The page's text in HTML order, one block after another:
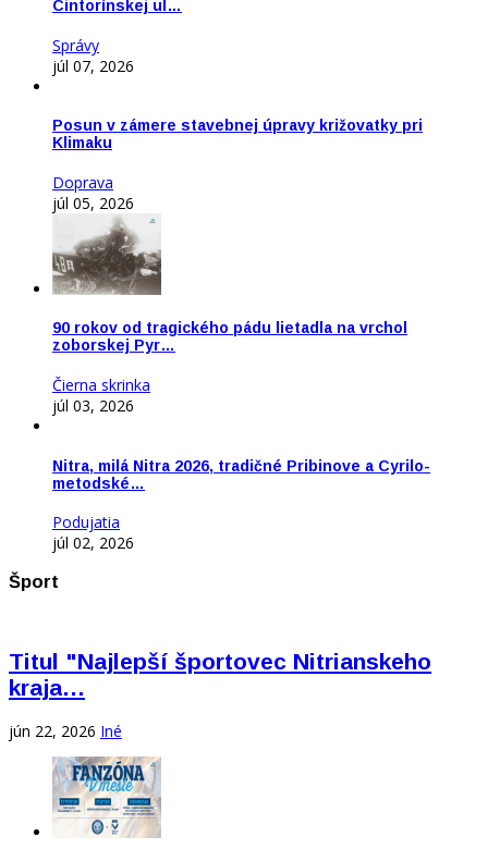
Cintorínskej ul…
Správy
júl 07, 2026
Posun v zámere stavebnej úpravy križovatky pri
Klimaku
Doprava
júl 05, 2026
90 rokov od tragického pádu lietadla na vrchol
zoborskej Pyr…
Čierna skrinka
júl 03, 2026
Nitra, milá Nitra 2026, tradičné Pribinove a Cyrilo-
metodské…
Podujatia
júl 02, 2026
Šport
Titul "Najlepší športovec Nitrianskeho
kraja…
jún 22, 2026 Iné